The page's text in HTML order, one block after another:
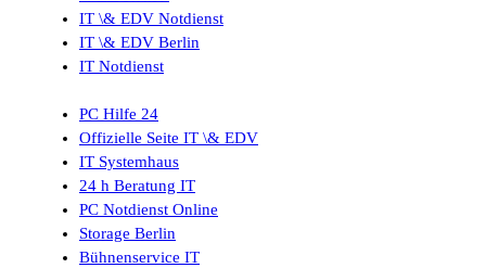
IT \& EDV Notdienst
IT \& EDV Berlin
IT Notdienst
PC Hilfe 24
Offizielle Seite IT \& EDV
IT Systemhaus
24 h Beratung IT
PC Notdienst Online
Storage Berlin
Bühnenservice IT